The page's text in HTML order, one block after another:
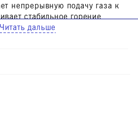
непрерывную подачу газа к
стабильное горение
режиме. При выходе из строя
этого узла.
моделью котла можно
Читать дальше